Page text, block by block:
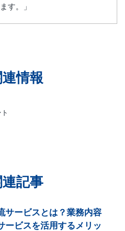
す。」
連情報
連記事
サービスとは？業務内容
ービスを活用するメリッ